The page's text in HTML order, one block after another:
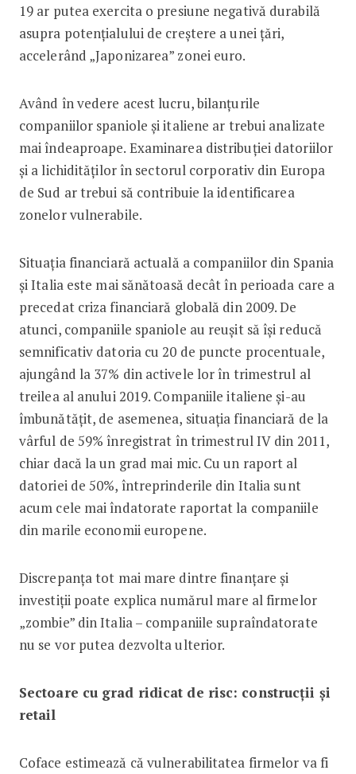
19 ar putea exercita o presiune negativă durabilă
asupra potențialului de creștere a unei țări,
accelerând „Japonizarea” zonei euro.
Având în vedere acest lucru, bilanțurile
companiilor spaniole și italiene ar trebui analizate
mai îndeaproape. Examinarea distribuției datoriilor
și a lichidităților în sectorul corporativ din Europa
de Sud ar trebui să contribuie la identificarea
zonelor vulnerabile.
Situația financiară actuală a companiilor din Spania
și Italia este mai sănătoasă decât în perioada care a
precedat criza financiară globală din 2009. De
atunci, companiile spaniole au reușit să își reducă
semnificativ datoria cu 20 de puncte procentuale,
ajungând la 37% din activele lor în trimestrul al
treilea al anului 2019. Companiile italiene și-au
îmbunătățit, de asemenea, situația financiară de la
vârful de 59% înregistrat în trimestrul IV din 2011,
chiar dacă la un grad mai mic. Cu un raport al
datoriei de 50%, întreprinderile din Italia sunt
acum cele mai îndatorate raportat la companiile
din marile economii europene.
Discrepanța tot mai mare dintre finanțare și
investiții poate explica numărul mare al firmelor
„zombie” din Italia – companiile supraîndatorate
nu se vor putea dezvolta ulterior.
Sectoare cu grad ridicat de risc: construcții și
retail
Coface estimează că vulnerabilitatea firmelor va fi